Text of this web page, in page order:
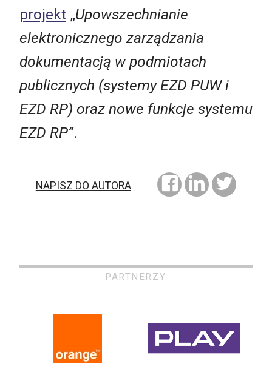
projekt „Upowszechnianie
elektronicznego zarządzania
dokumentacją w podmiotach
publicznych (systemy EZD PUW i
EZD RP) oraz nowe funkcje systemu
EZD RP”.
NAPISZ DO AUTORA
PARTNERZY